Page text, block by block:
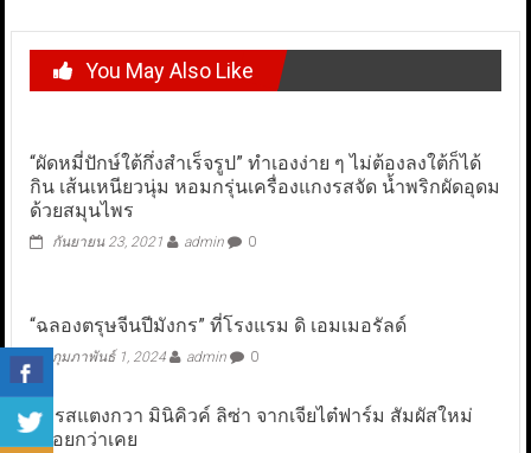
You May Also Like
“ผัดหมี่ปักษ์ใต้กึ่งสำเร็จรูป” ทำเองง่าย ๆ ไม่ต้องลงใต้ก็ได้
กิน เส้นเหนียวนุ่ม หอมกรุ่นเครื่องแกงรสจัด น้ำพริกผัดอุดม
ด้วยสมุนไพร
กันยายน 23, 2021 admin 0
“ฉลองตรุษจีนปีมังกร” ที่โรงแรม ดิ เอมเมอรัลด์
กุมภาพันธ์ 1, 2024 admin 0
ลิ้มรสแตงกวา มินิคิวค์ ลิซ่า จากเจียไต๋ฟาร์ม สัมผัสใหม่
อร่อยกว่าเคย